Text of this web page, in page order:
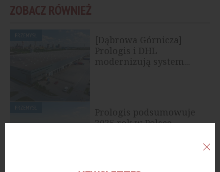
ZOBACZ RÓWNIEŻ
[Dąbrowa Górnicza]
Prologis i DHL
modernizują system...
Prologis podsumowuje
2025 rok w Polsce